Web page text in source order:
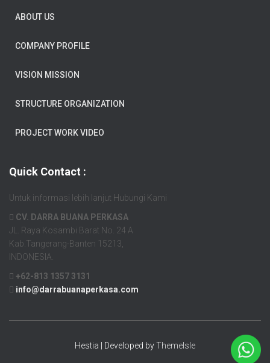
ABOUT US
COMPANY PROFILE
VISION MISSION
STRUCTURE ORGANIZATION
PROJECT WORK VIDEO
Quick Contact :
Untuk informasi lebih lanjut Hubungi Kami
CV. DARRA BUANA PERKASA
JL. Raya Kosambi Barat No. 24 A
Kab.Tangerang-Banten 15213,
INDONESIA.
+62-813 1357 3131
info@darrabuanaperkasa.com
Hestia | Developed byThemeIsle